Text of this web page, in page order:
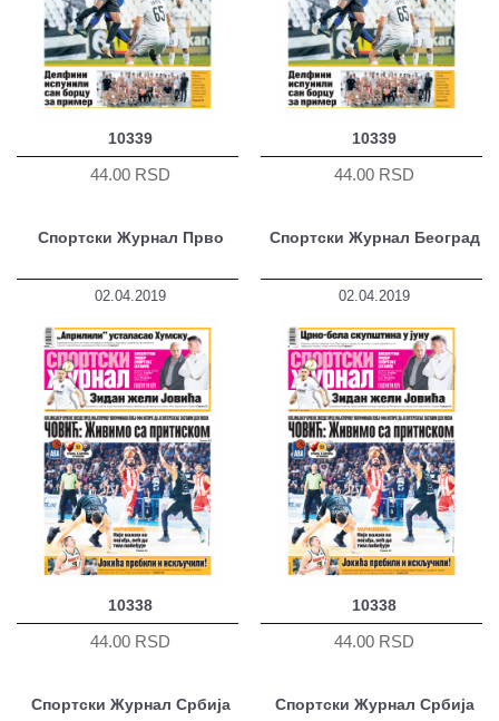
10339
44.00 RSD
10339
44.00 RSD
Спортски Журнал Прво
02.04.2019
10338
44.00 RSD
Спортски Журнал Београд
02.04.2019
10338
44.00 RSD
Спортски Журнал Србија Спортски Журнал Србија